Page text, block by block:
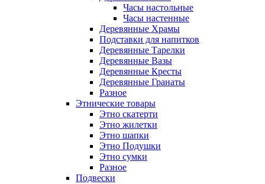
Часы настольные
Часы настенные
Деревянные Храмы
Подставки для напитков
Деревянные Тарелки
Деревянные Вазы
Деревянные Кресты
Деревянные Гранаты
Разное
Этнические товары
Этно скатерти
Этно жилетки
Этно шапки
Этно Подушки
Этно сумки
Разное
Подвески